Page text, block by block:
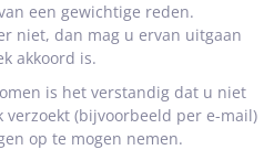
een gewichtige reden.
niet, dan mag u ervan uitgaan
akkoord is.
is het verstandig dat u niet
(bijvoorbeeld per e-mail)
op te mogen nemen.